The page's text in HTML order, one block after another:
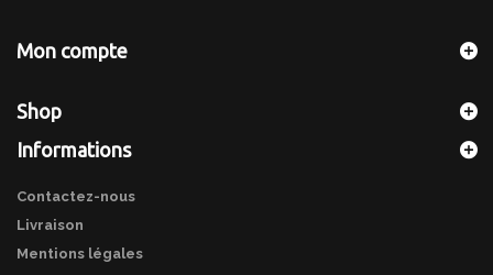
Mon compte
Shop
Informations
Contactez-nous
Livraison
Mentions légales